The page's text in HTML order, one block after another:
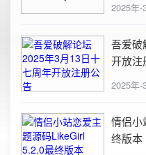
2025年-
吾爱破
开放注
2025年-
情侣小
终版本